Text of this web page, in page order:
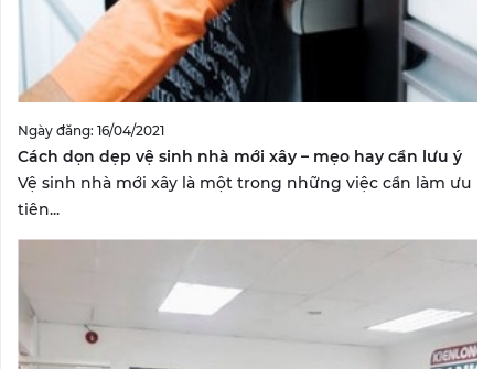
Ngày đăng: 16/04/2021
Cách dọn dẹp vệ sinh nhà mới xây – mẹo hay cần lưu ý
Vệ sinh nhà mới xây là một trong những việc cần làm ưu
tiên...